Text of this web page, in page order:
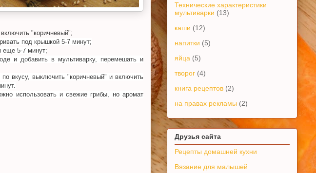
"коричневый";
под крышкой 5-7 минут;
еще 5-7 минут;
и добавить в мультиварку, перемешать и
по вкусу, выключить "коричневый" и включить
использовать и свежие грибы, но аромат
Технические характеристики
мультиварки (13)
каши (12)
напитки (5)
яйца (5)
творог (4)
книга рецептов (2)
на правах рекламы (2)
Друзья сайта
Рецепты домашней кухни
Вязание для малышей